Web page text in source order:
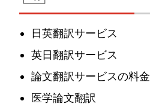
日英翻訳サービス
英日翻訳サービス
論文翻訳サービスの料金
医学論文翻訳